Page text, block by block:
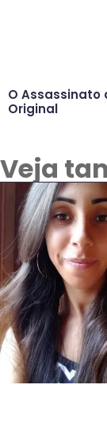
O Assassinato
Original
Veja